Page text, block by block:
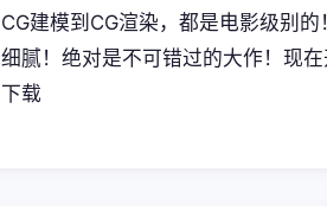
CG建模到CG渲染，都是电影级别
细腻！绝对是不可错过的大作！现
下载